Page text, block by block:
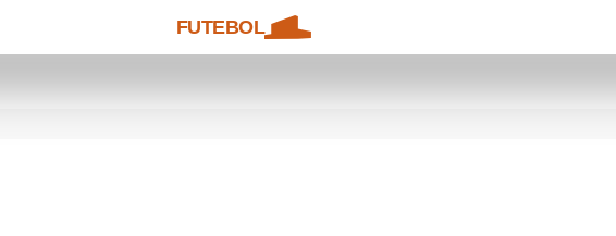
FUTEBOL